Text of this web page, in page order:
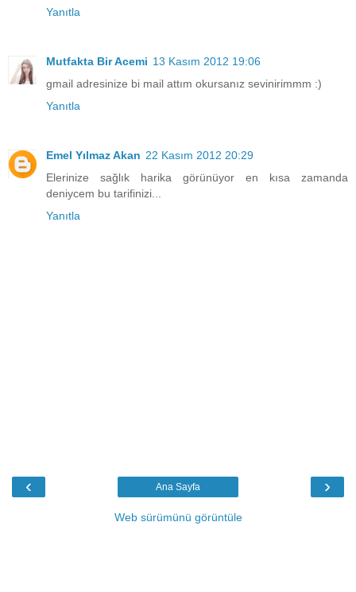
Yanıtla
Mutfakta Bir Acemi 13 Kasım 2012 19:06
gmail adresinize bi mail attım okursanız sevinirimmm :)
Yanıtla
Emel Yılmaz Akan 22 Kasım 2012 20:29
Elerinize sağlık harika görünüyor en kısa zamanda
deniycem bu tarifinizi...
Yanıtla
‹ ›
Ana Sayfa
Web sürümünü görüntüle